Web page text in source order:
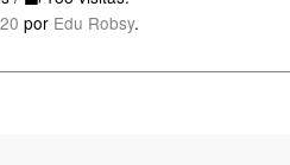
por Edu Robsy.